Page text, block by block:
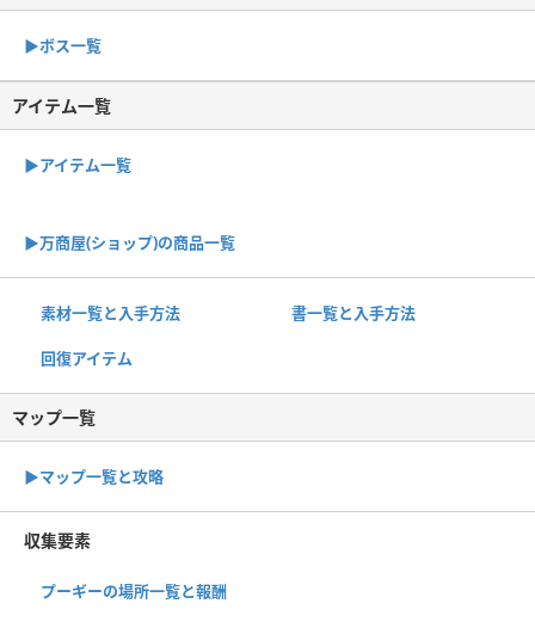
▶︎ボス一覧
アイテム一覧
▶アイテム一覧
▶︎万商屋(ショップ)の商品一覧
素材一覧と入手方法 書一覧と入手方法
回復アイテム
マップ一覧
▶︎マップ一覧と攻略
収集要素
プーギーの場所一覧と報酬